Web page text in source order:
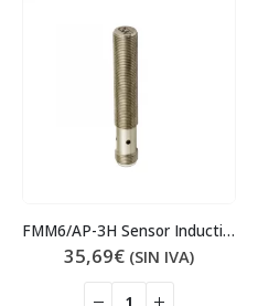
FMM6/AP-3H Sensor Inductivo
35,69€ (SIN IVA)